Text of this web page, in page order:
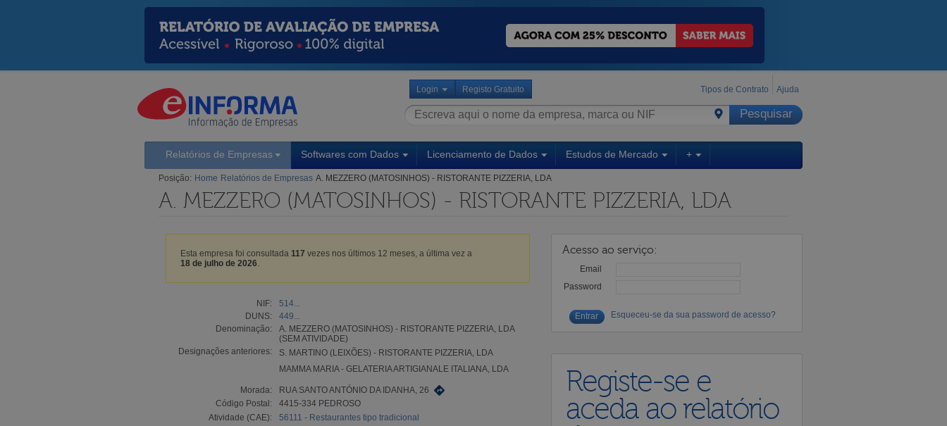
Login Registo Gratuito Tipos de Contrato Ajuda
Relatórios de Empresas Softwares com Dados Licenciamento de Dados Estudos de Mercado +
Posição: Home Relatórios de Empresas A. MEZZERO (MATOSINHOS) - RISTORANTE PIZZERIA, LDA
A. MEZZERO (MATOSINHOS) - RISTORANTE PIZZERIA, LDA
Esta empresa foi consultada 117 vezes nos últimos 12 meses, a última vez a
18 de julho de 2026
NIF:
514...
DUNS:
449...
Denominação:
A. MEZZERO (MATOSINHOS) - RISTORANTE PIZZERIA, LDA
(SEM ATIVIDADE)
Designações anteriores:
S. MARTINO (LEIXÕES) - RISTORANTE PIZZERIA, LDA
MAMMA MARIA - GELATERIA ARTIGIANALE ITALIANA, LDA
Morada:
RUA SANTO ANTÓNIO DA IDANHA, 26
Código Postal:
4415-334 PEDROSO
Atividade (CAE):
56111 - Restaurantes tipo tradicional
Acesso ao serviço:
Email
Password
Esqueceu-se da sua password de acesso?
Registe-se e
aceda ao relatório